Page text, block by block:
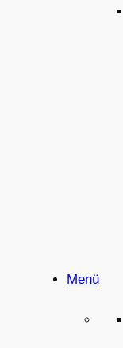
Menü